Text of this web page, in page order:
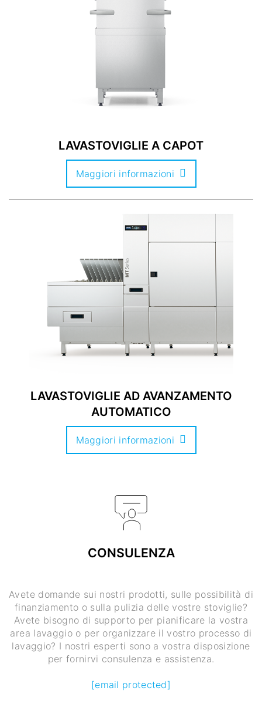
LAVASTOVIGLIE A CAPOT
Maggiori informazioni
LAVASTOVIGLIE AD AVANZAMENTO
AUTOMATICO
Maggiori informazioni
CONSULENZA
Avete domande sui nostri prodotti, sulle possibilità di
finanziamento o sulla pulizia delle vostre stoviglie?
Avete bisogno di supporto per pianificare la vostra
area lavaggio o per organizzare il vostro processo di
lavaggio? I nostri esperti sono a vostra disposizione
per fornirvi consulenza e assistenza.
[email protected]